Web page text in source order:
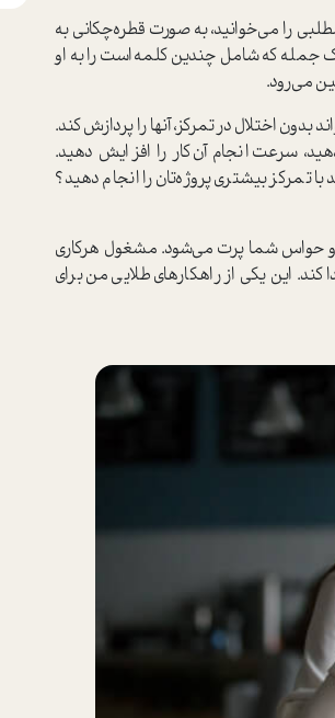
را می‌خوانید، به صورت قطره‌چکانی به
جمله که شامل چندین کلمه‌است را به او
می‌رود.
بدون اختلال در تمرکز، آنها را پردازش کند.
سرعت انجام آن کار را افزایش دهید.
تمرکز بیشتری پروژه‌تان را انجام دهید؟
و حواس شما پرت می‌شود. مشغول هرکاری
این یکی از راهکارهای طلایی من برای